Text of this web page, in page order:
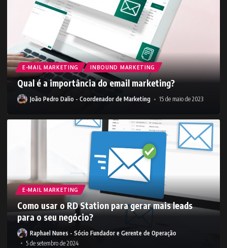
E-MAIL MARKETING INBOUND MARKETING
Qual é a importância do email marketing?
João Pedro Dalio - Coordenador de Marketing 15 de maio de 2023
E-MAIL MARKETING
Como usar o RD Station para gerar mais leads
para o seu negócio?
Raphael Nunes - Sócio Fundador e Gerente de Operação
5 de setembro de 2024